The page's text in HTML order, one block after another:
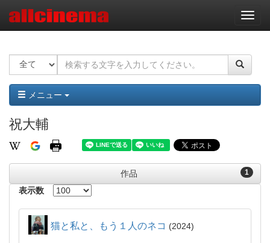
ナ
ビ
ー
ョ
ン
メニュー
祝大輔
1
作品
表示数
猫と私と、もう１人のネコ 2024